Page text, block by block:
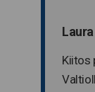
Kiitos